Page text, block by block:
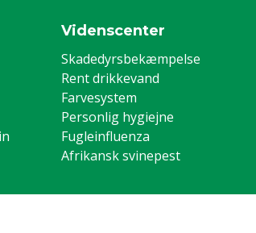
Videnscenter
Skadedyrsbekæmpelse
Rent drikkevand
Farvesystem
Personlig hygiejne
Fugleinfluenza
Afrikansk svinepest